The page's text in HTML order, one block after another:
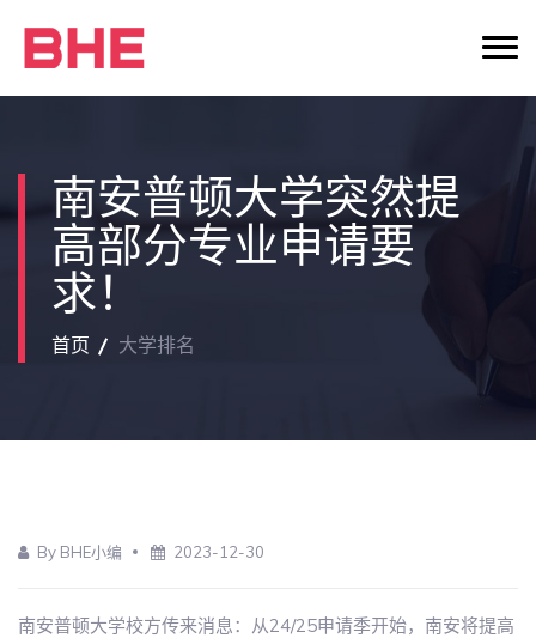
南安普顿大学突然提
高部分专业申请要
求！
首页 大学排名
By BHE小编 2023-12-30
南安普顿大学校方传来消息：从24/25申请季开始，南安将提高